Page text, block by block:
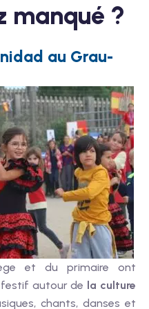
manqué ?
au Grau-
et du primaire ont
autour de la culture
chants, danses et